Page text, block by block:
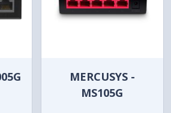
MERCUSYS -
MS105G